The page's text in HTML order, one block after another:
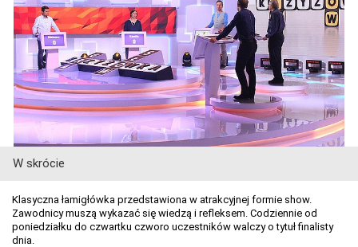
W skrócie
Klasyczna łamigłówka przedstawiona w atrakcyjnej formie show.
Zawodnicy muszą wykazać się wiedzą i refleksem. Codziennie od
poniedziałku do czwartku czworo uczestników walczy o tytuł finalisty
dnia.